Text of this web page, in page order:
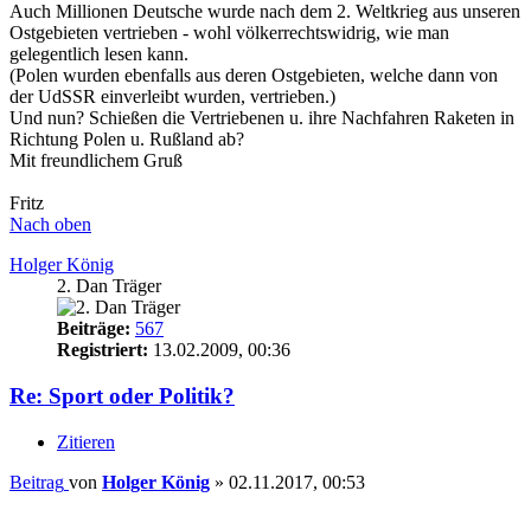
Auch Millionen Deutsche wurde nach dem 2. Weltkrieg aus unseren
Ostgebieten vertrieben - wohl völkerrechtswidrig, wie man
gelegentlich lesen kann.
(Polen wurden ebenfalls aus deren Ostgebieten, welche dann von
der UdSSR einverleibt wurden, vertrieben.)
Und nun? Schießen die Vertriebenen u. ihre Nachfahren Raketen in
Richtung Polen u. Rußland ab?
Mit freundlichem Gruß
Fritz
Nach oben
Holger König
2. Dan Träger
Beiträge: 567
Registriert: 13.02.2009, 00:36
Re: Sport oder Politik?
Zitieren
Beitrag von Holger König » 02.11.2017, 00:53